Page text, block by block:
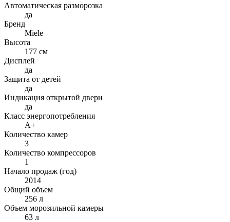
Автоматическая разморозка
да
Бренд
Miele
Высота
177 см
Дисплей
да
Защита от детей
да
Индикация открытой двери
да
Класс энергопотребления
A+
Количество камер
3
Количество компрессоров
1
Начало продаж (год)
2014
Общий объем
256 л
Объем морозильной камеры
63 л